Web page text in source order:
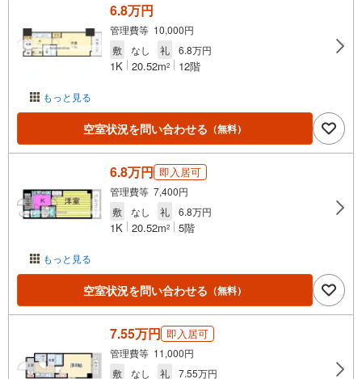
もっと見る
6.8万円
管理費等 10,000円
敷
なし 礼 6.8万円
1K 20.52m2 12階
空室状況を問い合わせる （無料）
もっと見る
6.8万円 即入居可
管理費等 7,400円
敷
なし 礼 6.8万円
1K 20.52m2 5階
空室状況を問い合わせる （無料）
7.55万円 即入居可
管理費等 11,000円
敷
なし 礼 7.55万円